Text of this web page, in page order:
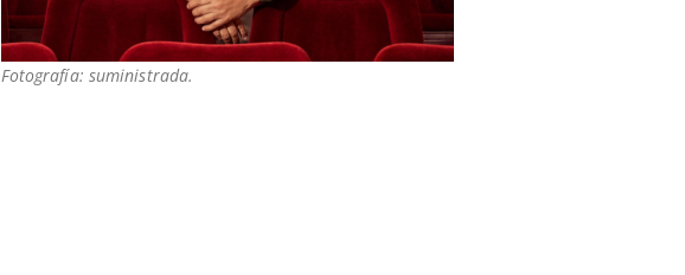
Fotografía: suministrada.